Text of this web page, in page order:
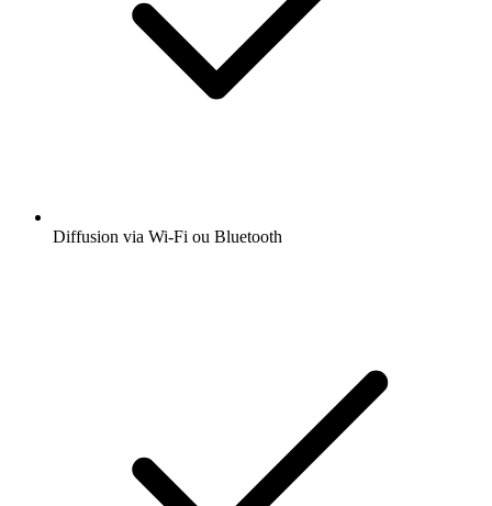
Diffusion via Wi-Fi ou Bluetooth